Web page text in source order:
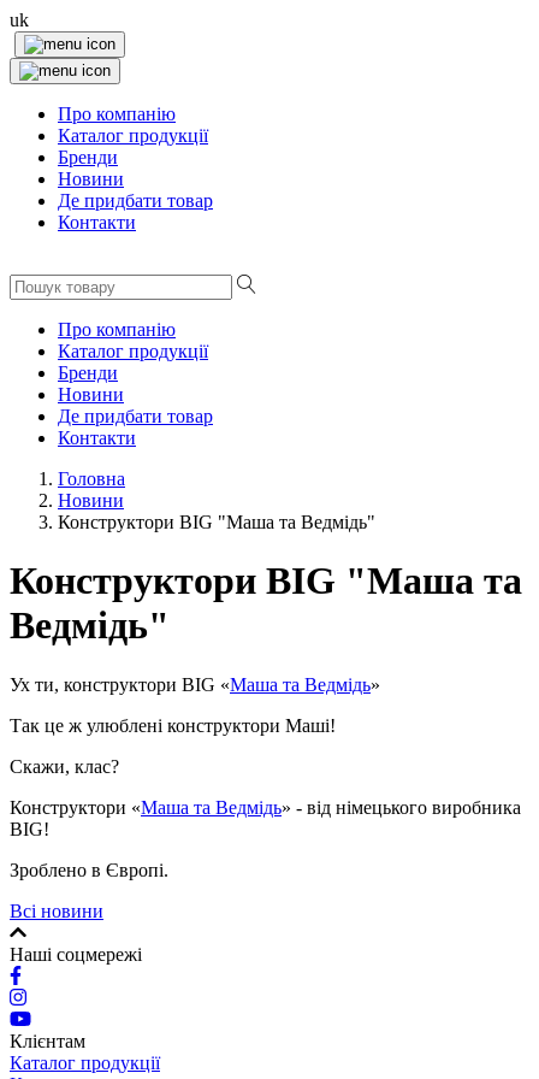
uk
Про компанію
Каталог продукції
Бренди
Новини
Де придбати товар
Контакти
Про компанію
Каталог продукції
Бренди
Новини
Де придбати товар
Контакти
Головна
Новини
Конструктори BIG "Маша та Ведмідь"
Конструктори BIG "Маша та
Ведмідь"
Ух ти, конструктори BIG «Маша та Ведмідь»
Так це ж улюблені конструктори Маші!
Скажи, клас?
Конструктори «Маша та Ведмідь» - від німецького виробника
BIG!
Зроблено в Європі.
Всі новини
Наші соцмережі
Клієнтам
Каталог продукції